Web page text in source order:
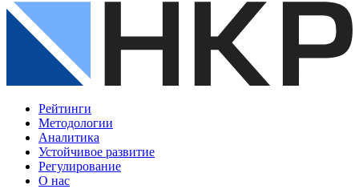
Рейтинги
Методологии
Аналитика
Устойчивое развитие
Регулирование
О нас